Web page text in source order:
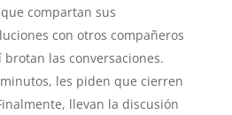
compartan sus
con otros compañeros
brotan las conversaciones.
les piden que cierren
llevan la discusión